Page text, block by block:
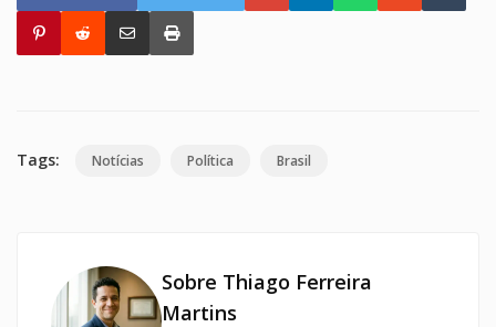
Tags: Notícias Política Brasil
Sobre Thiago Ferreira
Martins